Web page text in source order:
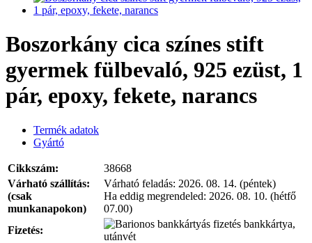
Boszorkány cica színes stift
gyermek fülbevaló, 925 ezüst, 1
pár, epoxy, fekete, narancs
Termék adatok
Gyártó
Cikkszám:
38668
Várható szállítás:
(csak
munkanapokon)
Várható feladás: 2026. 08. 14. (péntek)
Ha eddig megrendeled: 2026. 08. 10. (hétfő
07.00)
Fizetés:
bankkártya,
utánvét